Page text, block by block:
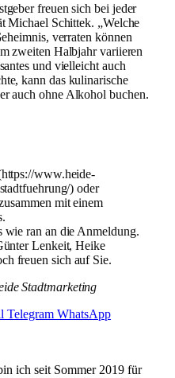
freuen sich bei jeder
Michael Schittek. „Welche
verraten können
zweiten Halbjahr variieren
und vielleicht auch
kann das kulinarische
auch ohne Alkohol buchen.
www.heide-
) oder
mit einem
wie ran an die Anmeldung.
Lenkeit, Heike
freuen sich auf Sie.
Stadtmarketing
Telegram WhatsApp
ich seit Sommer 2019 für